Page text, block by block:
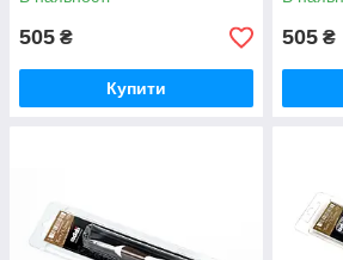
505 ₴
Купити
505 ₴